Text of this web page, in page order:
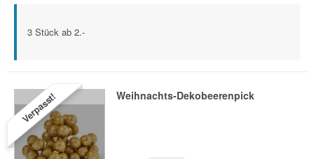
3 Stück ab 2.-
Verpasst! Weihnachts-Dekobeerenpick